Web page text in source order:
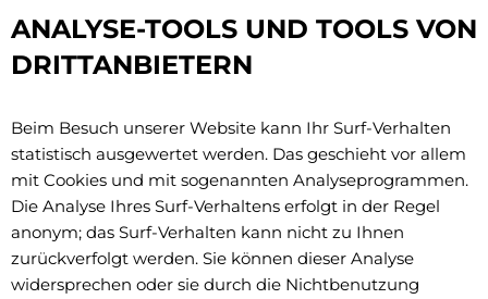
ANALYSE-TOOLS UND TOOLS VON
DRITTANBIETERN
Beim Besuch unserer Website kann Ihr Surf-Verhalten
statistisch ausgewertet werden. Das geschieht vor allem
mit Cookies und mit sogenannten Analyseprogrammen.
Die Analyse Ihres Surf-Verhaltens erfolgt in der Regel
anonym; das Surf-Verhalten kann nicht zu Ihnen
zurückverfolgt werden. Sie können dieser Analyse
widersprechen oder sie durch die Nichtbenutzung